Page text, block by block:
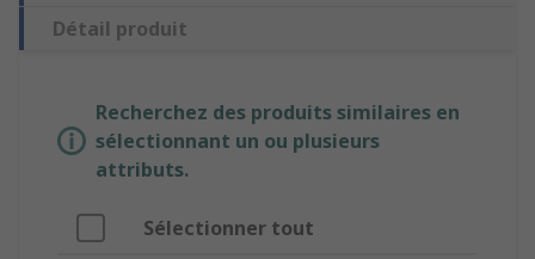
Détail produit
Recherchez des produits similaires en
sélectionnant un ou plusieurs
attributs.
Sélectionner tout